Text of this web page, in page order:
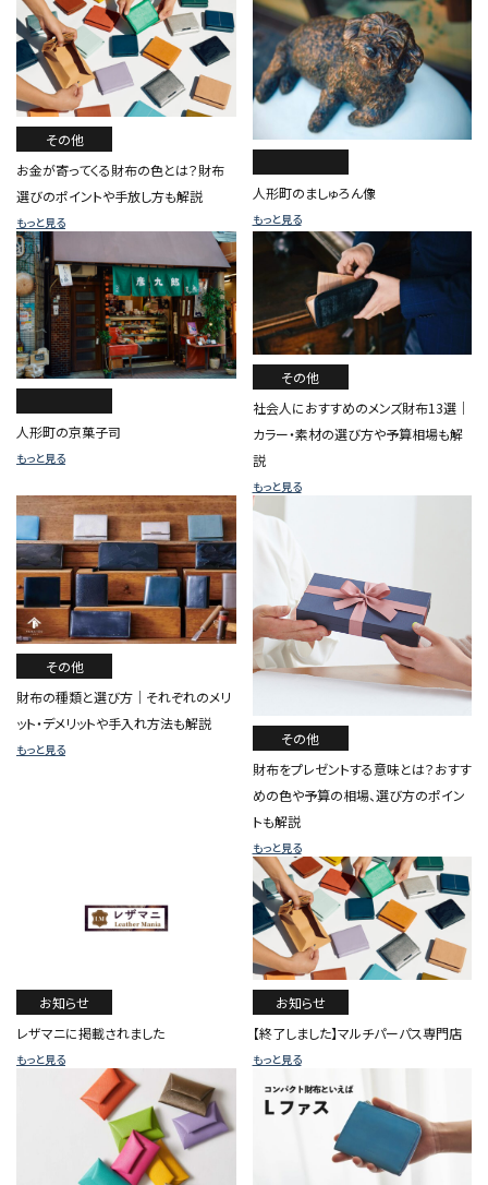
その他
お金が寄ってくる財布の色とは？財布
選びのポイントや手放し方も解説
もっと見る
人形町のましゅろん像
もっと見る
人形町の京菓子司
もっと見る
その他
社会人におすすめのメンズ財布13選｜
カラー・素材の選び方や予算相場も解
説
もっと見る
その他
財布の種類と選び方｜それぞれのメリ
ット・デメリットや手入れ方法も解説
もっと見る
その他
財布をプレゼントする意味とは？おすす
めの色や予算の相場、選び方のポイン
トも解説
もっと見る
お知らせ
レザマニに掲載されました
もっと見る
お知らせ
【終了しました】マルチパーパス専門店
もっと見る